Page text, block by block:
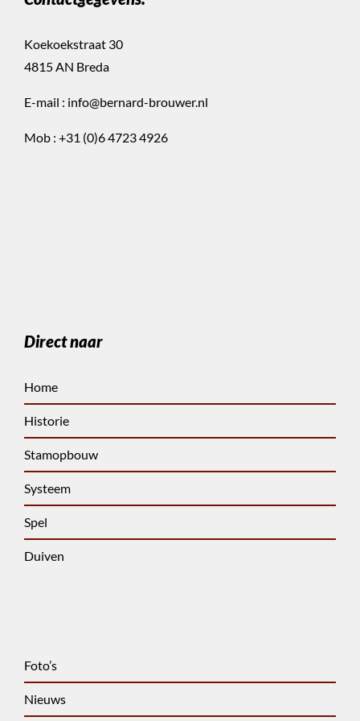
Koekoekstraat 30
4815 AN Breda
E-mail : info@bernard-brouwer.nl
Mob : +31 (0)6 4723 4926
Direct naar
Home
Historie
Stamopbouw
Systeem
Spel
Duiven
Foto’s
Nieuws